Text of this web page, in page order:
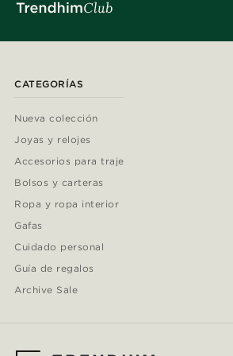
CATEGORÍAS
Nueva colección
Joyas y relojes
Accesorios para traje
Bolsos y carteras
Ropa y ropa interior
Gafas
Cuidado personal
Guía de regalos
Archive Sale